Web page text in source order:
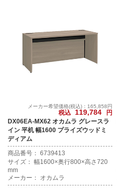
メーカー希望価格(税込)：165,858円
税込 119,784
円
DX06EA-MX62 オカムラ グレースラ
イン 平机 幅1600 プライズウッドミ
ディアム
商品番号： 6739413
サイズ： 幅1600×奥行800×高さ720
mm
メーカー： オカムラ